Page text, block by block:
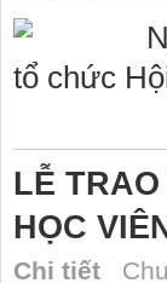
tổ chức
LỄ
HỌC
Chi tiết